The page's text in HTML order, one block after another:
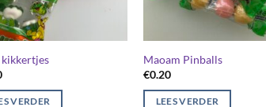
kikkertjes
VERDER
Maoam Pinballs
€0.20
LEES VERDER